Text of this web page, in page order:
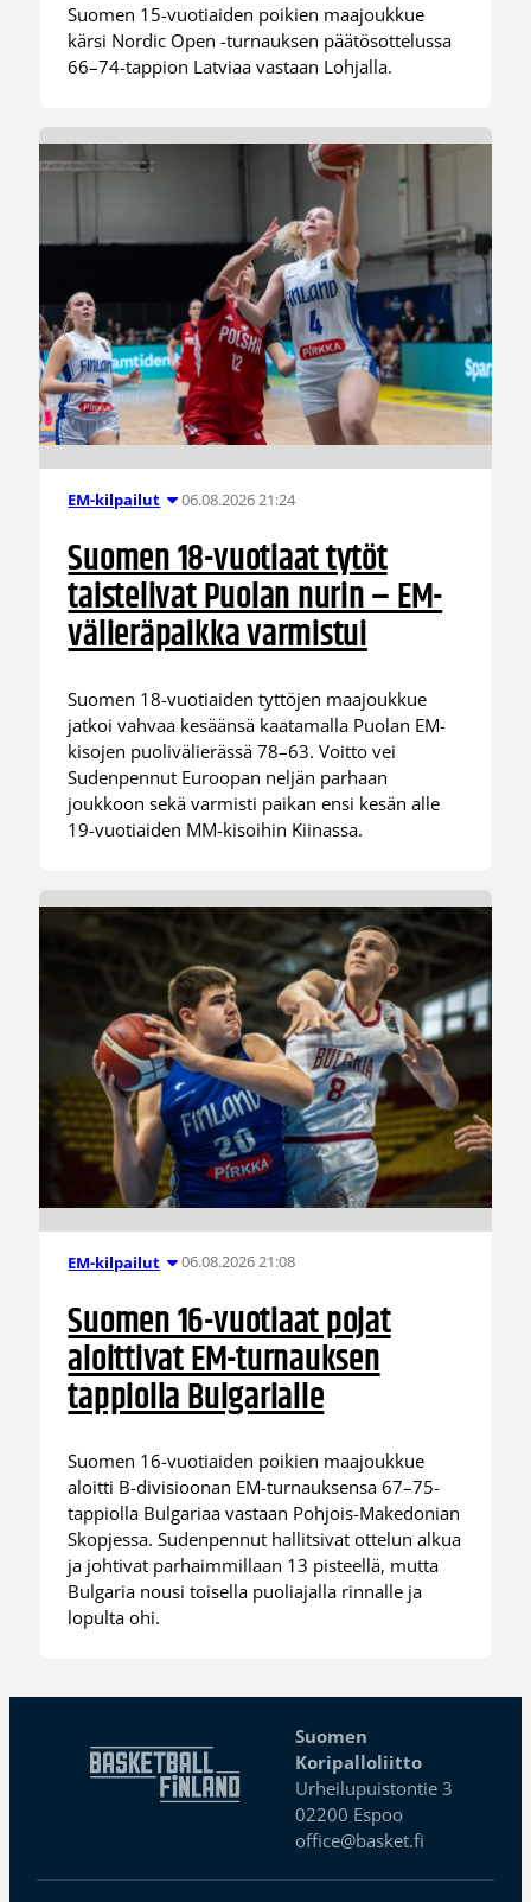
Suomen 15-vuotiaiden poikien maajoukkue
kärsi Nordic Open -turnauksen päätösottelussa
66–74-tappion Latviaa vastaan Lohjalla.
EM-kilpailut 06.08.2026 21:24
Suomen 18-vuotiaat tytöt
taistelivat Puolan nurin – EM-
välieräpaikka varmistui
Suomen 18-vuotiaiden tyttöjen maajoukkue
jatkoi vahvaa kesäänsä kaatamalla Puolan EM-
kisojen puolivälierässä 78–63. Voitto vei
Sudenpennut Euroopan neljän parhaan
joukkoon sekä varmisti paikan ensi kesän alle
19-vuotiaiden MM-kisoihin Kiinassa.
EM-kilpailut 06.08.2026 21:08
Suomen 16-vuotiaat pojat
aloittivat EM-turnauksen
tappiolla Bulgarialle
Suomen 16-vuotiaiden poikien maajoukkue
aloitti B-divisioonan EM-turnauksensa 67–75-
tappiolla Bulgariaa vastaan Pohjois-Makedonian
Skopjessa. Sudenpennut hallitsivat ottelun alkua
ja johtivat parhaimmillaan 13 pisteellä, mutta
Bulgaria nousi toisella puoliajalla rinnalle ja
lopulta ohi.
Suomen
Koripalloliitto
Urheilupuistontie 3
02200 Espoo
office@basket.fi